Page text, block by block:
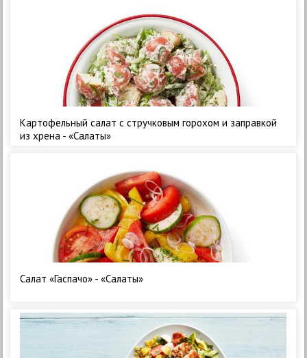
Картофельный салат с стручковым горохом и заправкой
из хрена - «Салаты»
Салат «Гаспачо» - «Салаты»